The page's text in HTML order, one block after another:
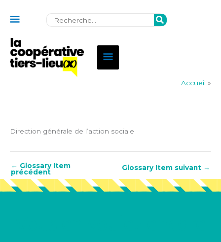
Rechercher:
de
l'en-
Menu
principal
Accueil »
Direction générale de l’action sociale
← Glossary Item
précédent
Glossary Item suivant →